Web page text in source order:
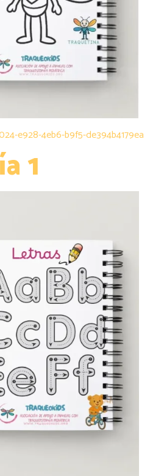
e928-4eb6-b9f5-de394b4179ea
1